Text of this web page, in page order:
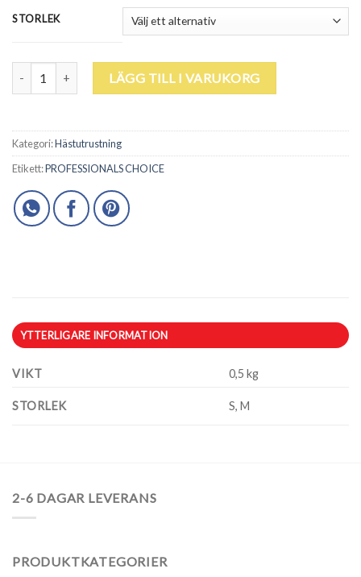
STORLEK
Professionals Choice. Boots. mängd
LÄGG TILL I VARUKORG
Kategori:Hästutrustning
Etikett:PROFESSIONALS CHOICE
YTTERLIGARE INFORMATION
VIKT 0,5 kg
STORLEK S, M
2-6 DAGAR LEVERANS
PRODUKTKATEGORIER